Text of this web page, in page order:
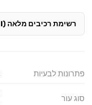
רשימת רכיבים מלאה (INCI)
פתרונות לבעיות
סוג עור